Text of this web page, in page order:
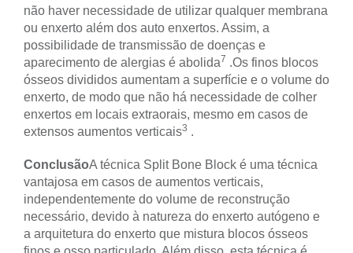
não haver necessidade de utilizar qualquer membrana
ou enxerto além dos auto enxertos. Assim, a
possibilidade de transmissão de doenças e
aparecimento de alergias é abolida7 .Os finos blocos
ósseos divididos aumentam a superfície e o volume do
enxerto, de modo que não há necessidade de colher
enxertos em locais extraorais, mesmo em casos de
extensos aumentos verticais3 .
ConclusãoA técnica Split Bone Block é uma técnica
vantajosa em casos de aumentos verticais,
independentemente do volume de reconstrução
necessário, devido à natureza do enxerto autógeno e
a arquitetura do enxerto que mistura blocos ósseos